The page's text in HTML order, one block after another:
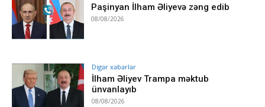
Paşinyan İlham Əliyevə zəng edib
08/08/2026
Digər xəbərlər
İlham Əliyev Trampa məktub
ünvanlayıb
08/08/2026